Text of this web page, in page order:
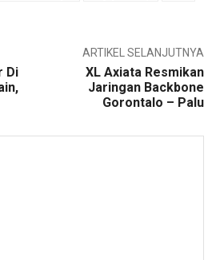
Di
ARTIKEL SELANJUTNYA
XL Axiata Resmikan
Jaringan Backbone
Gorontalo – Palu